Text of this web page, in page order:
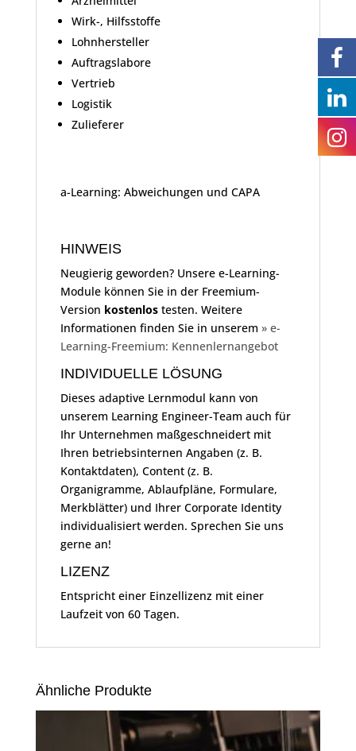
Wirk-, Hilfsstoffe
Lohnhersteller
Auftragslabore
Vertrieb
Logistik
Zulieferer
a-Learning: Abweichungen und CAPA
HINWEIS
Neugierig geworden? Unsere e-Learning-
Module können Sie in der Freemium-
Version kostenlostesten. Weitere
Informationen finden Sie in unserem » e-
Learning-Freemium: Kennenlernangebot
INDIVIDUELLE LÖSUNG
Dieses adaptive Lernmodul kann von
unserem Learning Engineer-Team auch für
Ihr Unternehmen maßgeschneidert mit
Ihren betriebsinternen Angaben (z. B.
Kontaktdaten), Content (z. B.
Organigramme, Ablaufpläne, Formulare,
Merkblätter) und Ihrer Corporate Identity
individualisiert werden. Sprechen Sie uns
gerne an!
LIZENZ
Entspricht einer Einzellizenz mit einer
Laufzeit von 60 Tagen.
Ähnliche Produkte